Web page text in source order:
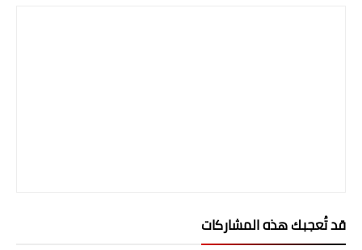
قد تُعجبك هذه المشاركات